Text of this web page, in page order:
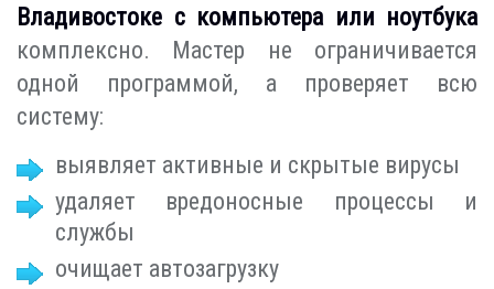
Владивостоке с компьютера или ноутбука
комплексно. Мастер не ограничивается
одной программой, а проверяет всю
систему:
выявляет активные и скрытые вирусы
удаляет вредоносные процессы и
службы
очищает автозагрузку